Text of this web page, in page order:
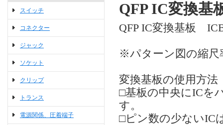
スイッチ
コネクター
ジャック
ソケット
クリップ
トランス
電源関係、圧着端子
QFP IC変換
QFP IC変換基板
※パターン図の縮尺
変換基板の使用方法
□基板の中央にICを
す。
□ピン数の少ないIC